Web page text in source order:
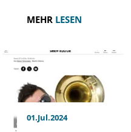
MEHR LESEN
01.Jul.2024